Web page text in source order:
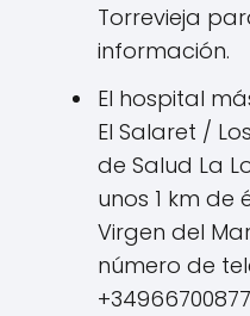
Torrevieja
información.
El hospital
El Salaret /
de Salud La
unos 1 km de
Virgen del
número de